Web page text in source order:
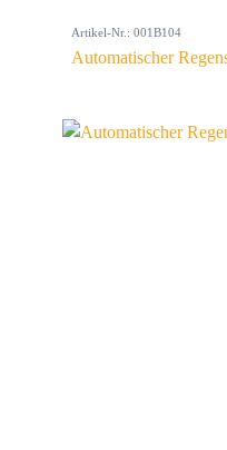
Artikel-Nr.: 001B104
Automatischer